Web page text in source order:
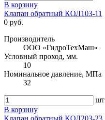
В корзину
Клапан обратный КОЛ103-11
0 руб.
Производитель
ООО «ГидроТехМаш»
Условный проход, мм.
10
Номинальное давление, МПа
32
шт
В корзину